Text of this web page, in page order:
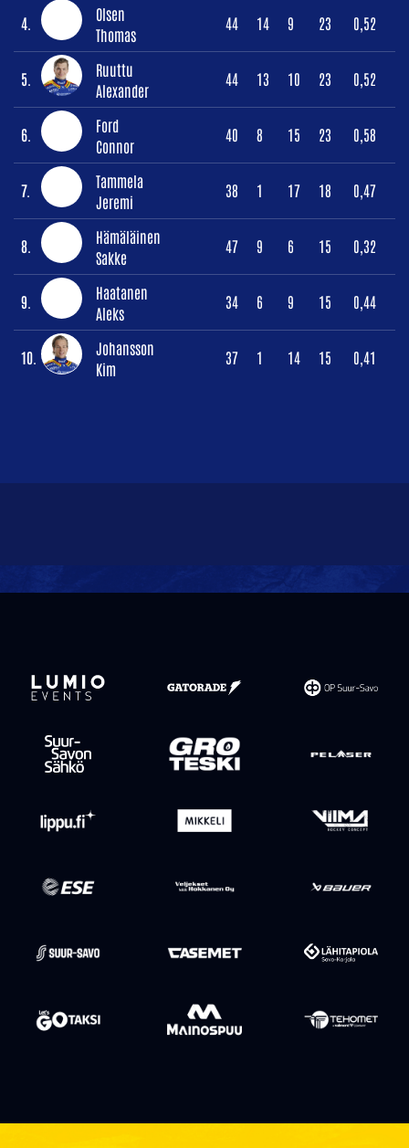
4.
Olsen
Thomas
44 14 9 23 0,52
5.
Ruuttu
Alexander
44 13 10 23 0,52
6.
Ford
Connor
40 8 15 23 0,58
7.
Tammela
Jeremi
38 1 17 18 0,47
8.
Hämäläinen
Sakke
47 9 6 15 0,32
9.
Haatanen
Aleks
34 6 9 15 0,44
10.
Johansson
Kim
37 1 14 15 0,41